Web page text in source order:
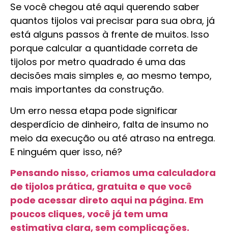
Se você chegou até aqui querendo saber
quantos tijolos vai precisar para sua obra, já
está alguns passos à frente de muitos. Isso
porque calcular a quantidade correta de
tijolos por metro quadrado é uma das
decisões mais simples e, ao mesmo tempo,
mais importantes da construção.
Um erro nessa etapa pode significar
desperdício de dinheiro, falta de insumo no
meio da execução ou até atraso na entrega.
E ninguém quer isso, né?
Pensando nisso, criamos uma calculadora
de tijolos prática, gratuita e que você
pode acessar direto aqui na página. Em
poucos cliques, você já tem uma
estimativa clara, sem complicações.